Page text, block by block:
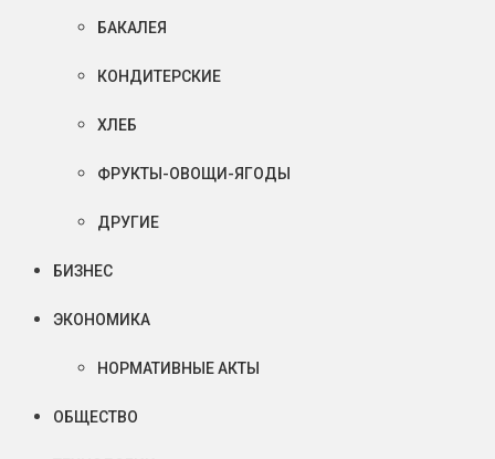
БАКАЛЕЯ
КОНДИТЕРСКИЕ
ХЛЕБ
ФРУКТЫ-ОВОЩИ-ЯГОДЫ
ДРУГИЕ
БИЗНЕС
ЭКОНОМИКА
НОРМАТИВНЫЕ АКТЫ
ОБЩЕСТВО